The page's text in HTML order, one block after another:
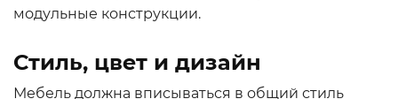
модульные конструкции.
Стиль, цвет и дизайн
Мебель должна вписываться в общий стиль